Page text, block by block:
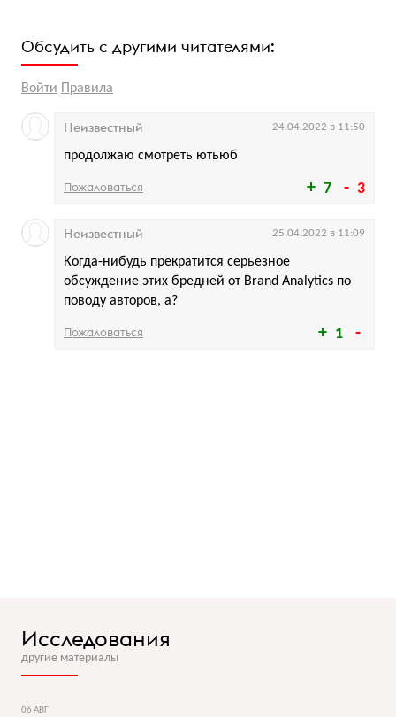
Обсудить с другими читателями:
Войти Правила
7 3
продолжаю смотреть ютьюб
Неизвестный 24.04.2022 в 11:50
Пожаловаться
1
Когда-нибудь прекратится серьезное
обсуждение этих бредней от Brand Analytics по
поводу авторов, а?
Неизвестный 25.04.2022 в 11:09
Пожаловаться
Исследования
другие материалы
06 АВГ